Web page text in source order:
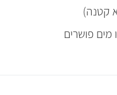
מים פושרים